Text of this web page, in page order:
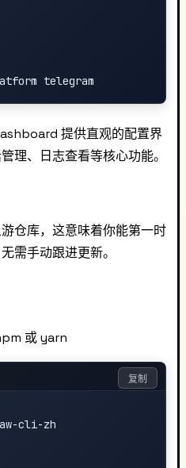
提供直观的配置界
理、日志查看等核心功能。
仓库，这意味着你能第一时
需手动跟进更新。
或 yarn
cli-zh
复制